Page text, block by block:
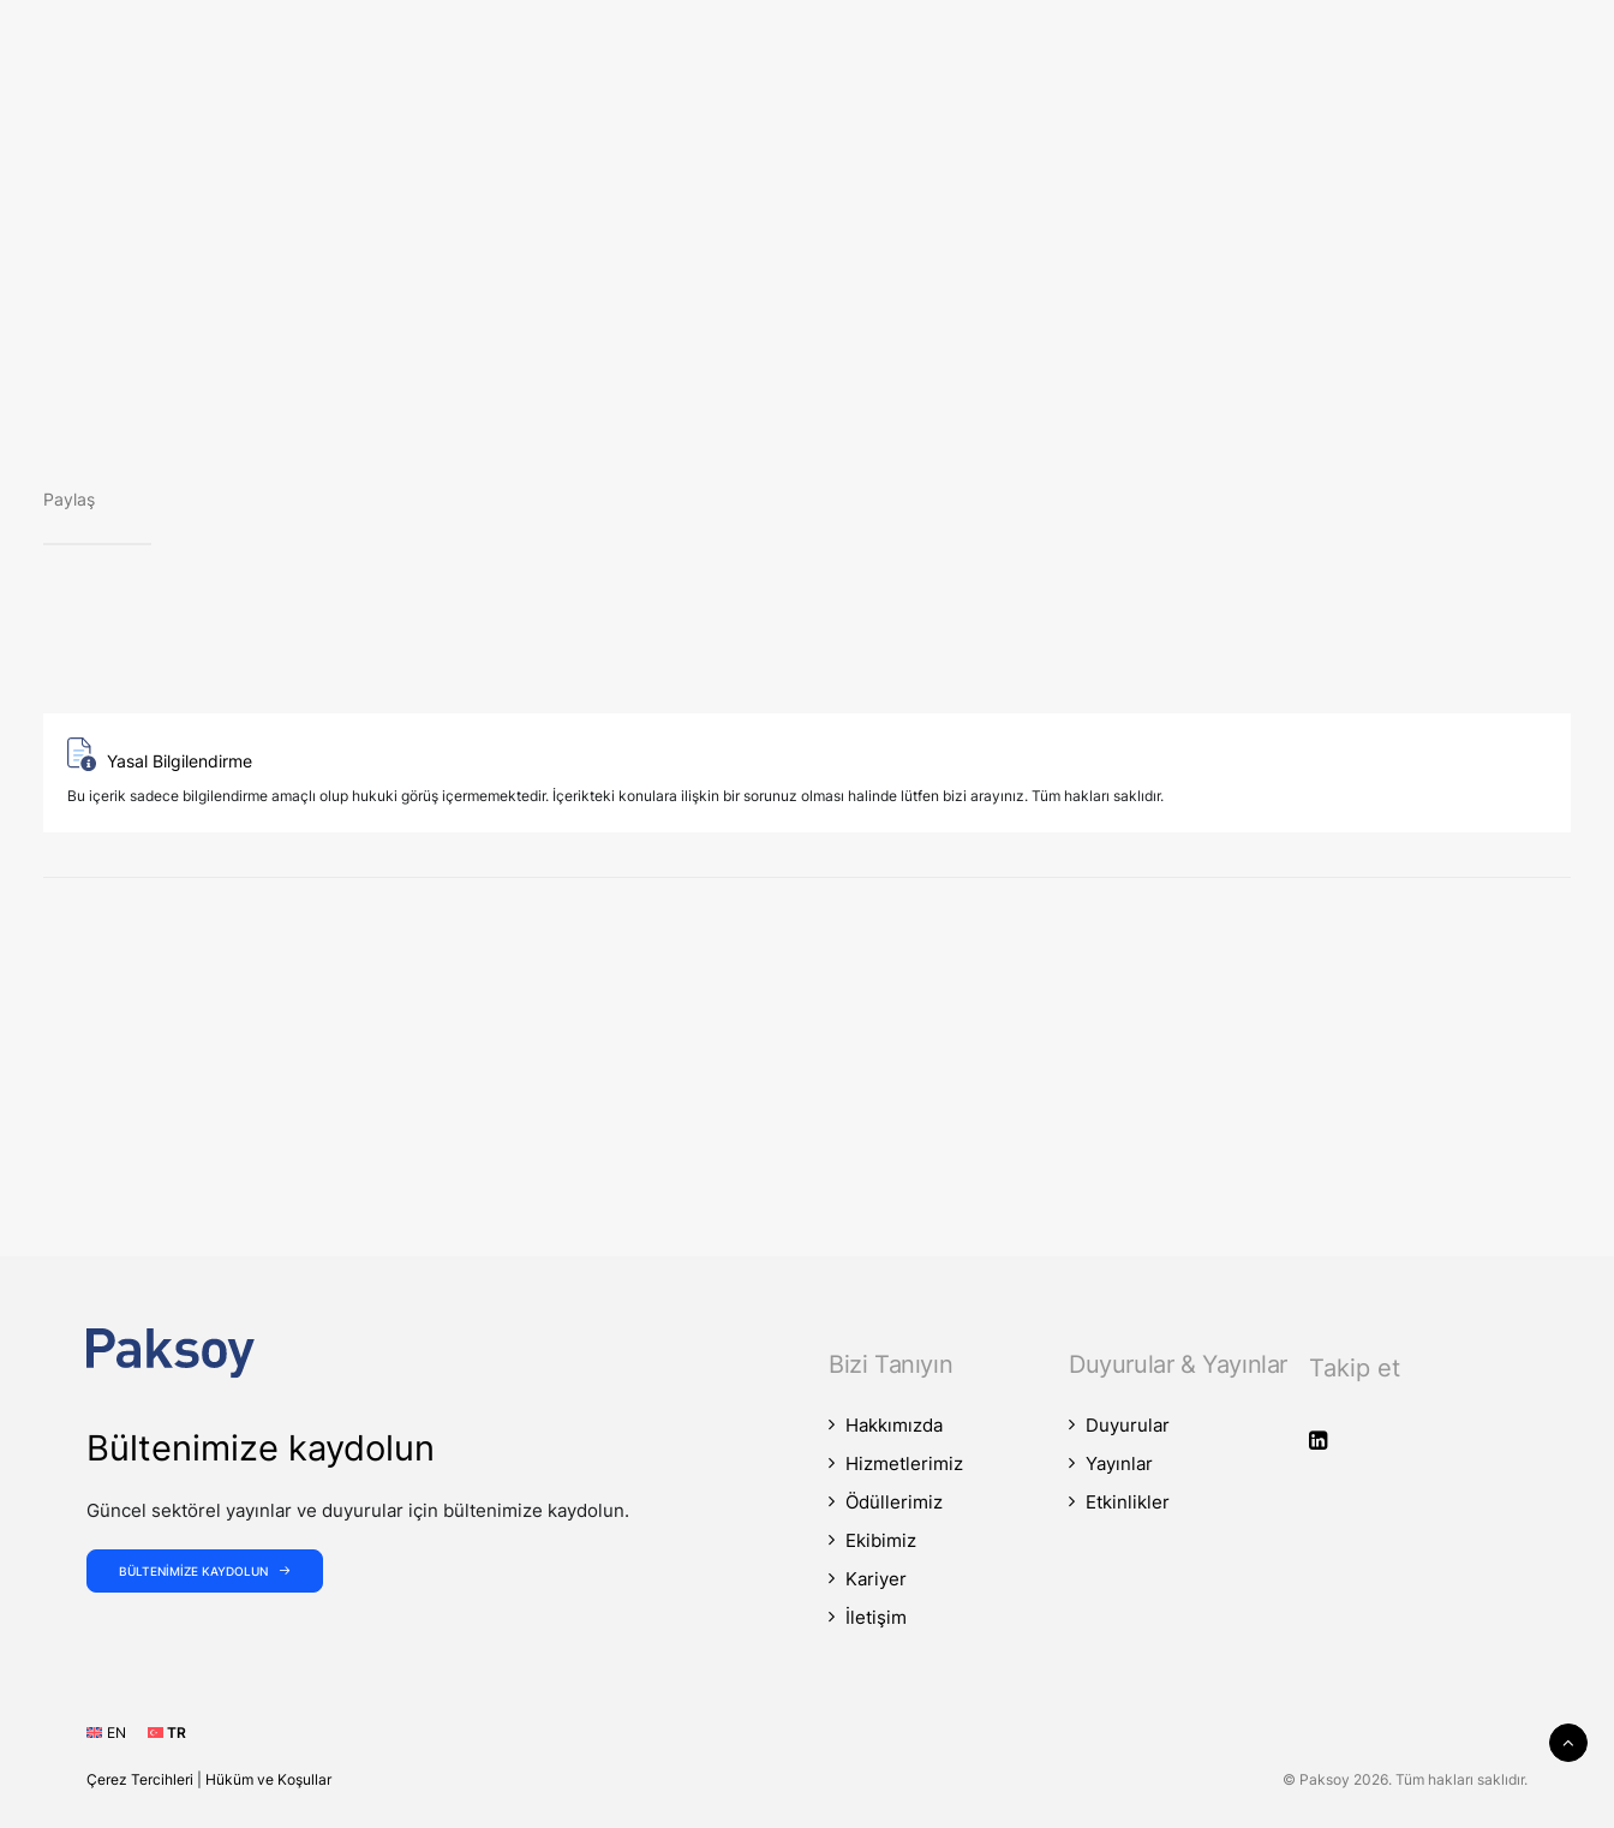
Paylaş
Yasal Bilgilendirme
Bu içerik sadece bilgilendirme amaçlı olup hukuki görüş içermemektedir. İçerikteki konulara ilişkin bir sorunuz olması halinde lütfen bizi arayınız. Tüm hakları saklıdır.
Bültenimize kaydolun
Güncel sektörel yayınlar ve duyurular için bültenimize kaydolun.
BÜLTENIMIZE KAYDOLUN
Bizi Tanıyın
Hakkımızda
Hizmetlerimiz
Ödüllerimiz
Ekibimiz
Kariyer
İletişim
Duyurular & Yayınlar
Duyurular
Yayınlar
Etkinlikler
Takip et
EN TR
Çerez Tercihleri Hüküm ve Koşullar © Paksoy 2026. Tüm hakları saklıdır.